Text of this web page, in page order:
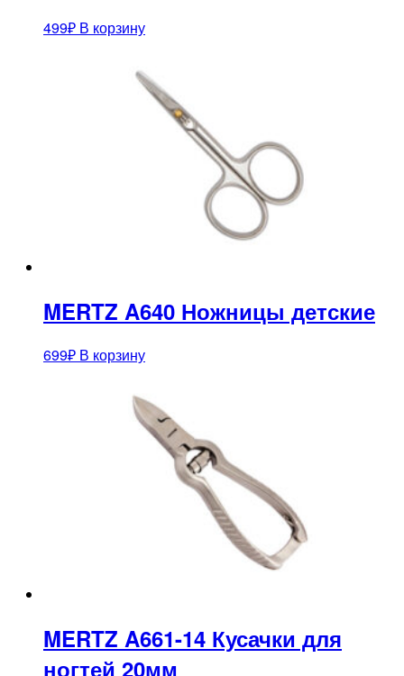
499₽ В корзину
MERTZ A640 Ножницы детские
699₽ В корзину
MERTZ A661-14 Кусачки для
ногтей 20мм